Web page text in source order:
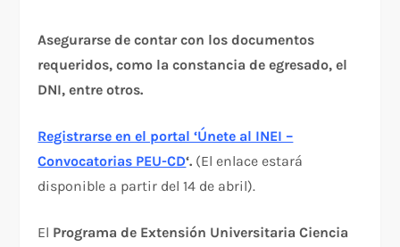
Asegurarse de contar con los documentos
requeridos, como la constancia de egresado, el
DNI, entre otros.
Registrarse en el portal ‘Únete al INEI –
Convocatorias PEU-CD‘. (El enlace estará
disponible a partir del 14 de abril).
El Programa de Extensión Universitaria Ciencia